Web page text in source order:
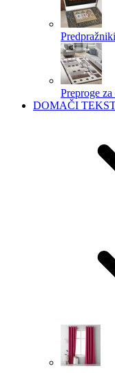
Predpražniki
Preproge
DOMAČI